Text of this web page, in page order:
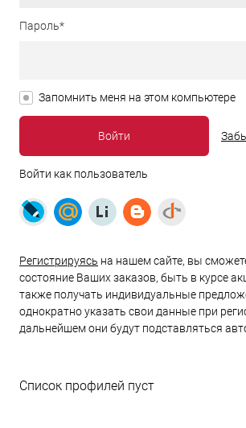
Пароль*
Запомнить меня на этом компьютере
Войти как пользователь
Регистрируясь на нашем сайте, вы
состояние Ваших заказов, быть в курсе
также получать индивидуальные
однократно указать свои данные при
дальнейшем они будут подставляться
Список профилей пуст